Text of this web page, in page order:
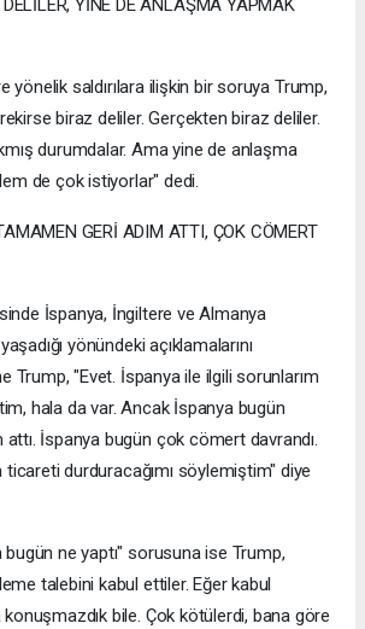
YİNE DE ANLAŞMA YAPMAK
yönelik saldırılara ilişkin bir soruya Trump,
biraz deliler. Gerçekten biraz deliler.
durumdalar. Ama yine de anlaşma
de çok istiyorlar" dedi.
GERİ ADIM ATTI, ÇOK CÖMERT
İspanya, İngiltere ve Almanya
yönündeki açıklamalarını
Trump, "Evet. İspanya ile ilgili sorunlarım
hala da var. Ancak İspanya bugün
İspanya bugün çok cömert davrandı.
durduracağımı söylemiştim" diye
ne yaptı" sorusuna ise Trump,
talebini kabul ettiler. Eğer kabul
bile. Çok kötülerdi, bana göre